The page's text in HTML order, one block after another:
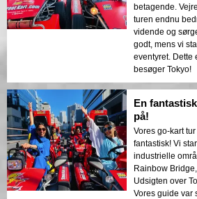
betagende.
turen endnu
vidende og
godt, mens vi
eventyret. Dette
besøger Tokyo!
En
på!
Vores go-kart
fantastisk! Vi
industrielle
Rainbow
Udsigten over
Vores guide var